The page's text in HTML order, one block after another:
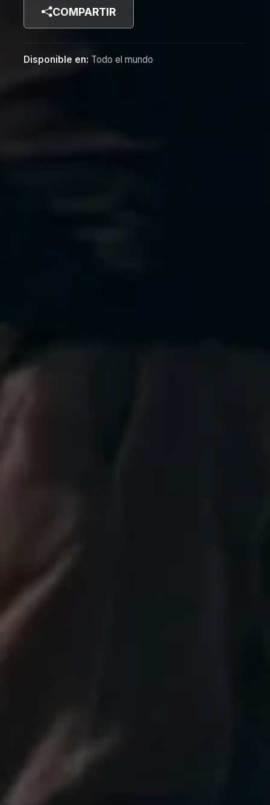
COMPARTIR
Disponible en: Todo el mundo